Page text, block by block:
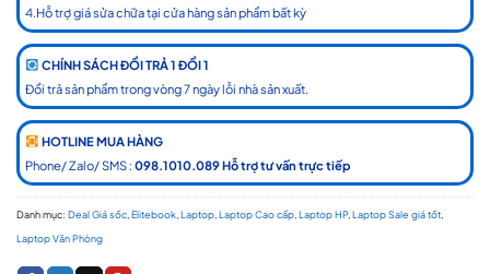
4.Hỗ trợ giá sửa chữa tại cửa hàng sản phẩm bất kỳ
CHÍNH SÁCH ĐỔI TRẢ 1 ĐỔI 1
Đổi trả sản phẩm trong vòng 7 ngày lỗi nhà sản xuất.
HOTLINE MUA HÀNG
Phone/ Zalo/ SMS : 098.1010.089 Hỗ trợ tư vấn trực tiếp
Danh mục: Deal Giá sốc Elitebook Laptop Laptop Cao cấp Laptop HP, Laptop Sale giá tốt
Laptop Văn Phòng